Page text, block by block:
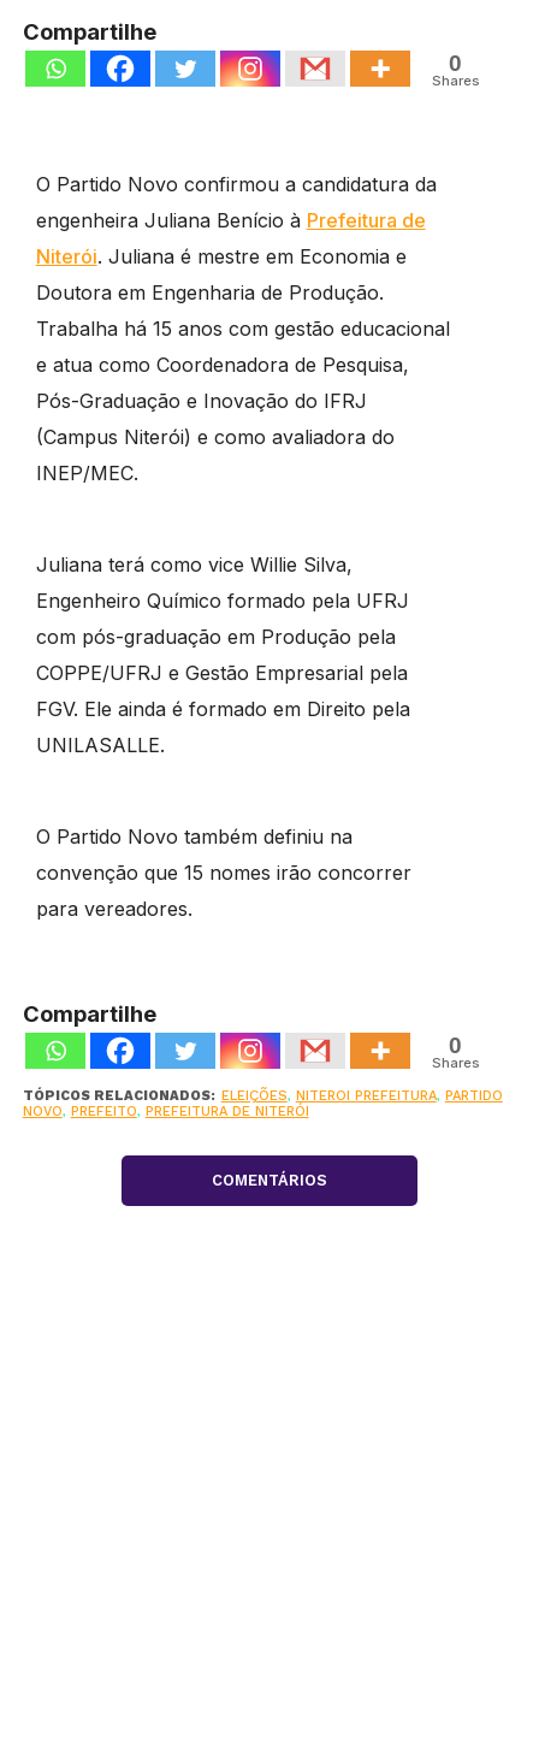
Compartilhe
0
Shares
O Partido Novo confirmou a candidatura da
engenheira Juliana Benício à Prefeitura de
Niterói. Juliana é mestre em Economia e
Doutora em Engenharia de Produção.
Trabalha há 15 anos com gestão educacional
e atua como Coordenadora de Pesquisa,
Pós-Graduação e Inovação do IFRJ
(Campus Niterói) e como avaliadora do
INEP/MEC.
Juliana terá como vice Willie Silva,
Engenheiro Químico formado pela UFRJ
com pós-graduação em Produção pela
COPPE/UFRJ e Gestão Empresarial pela
FGV. Ele ainda é formado em Direito pela
UNILASALLE.
O Partido Novo também definiu na
convenção que 15 nomes irão concorrer
para vereadores.
Compartilhe
0
Shares
TÓPICOS RELACIONADOS: ELEIÇÕES, NITEROI PREFEITURA, PARTIDO
NOVO, PREFEITO, PREFEITURA DE NITERÓI
COMENTÁRIOS